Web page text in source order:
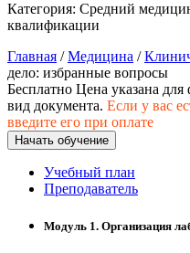
Управление
организации
Управление
хозяйственной
Техника-технологии
нефтегазовое дело
Категория: Средний
квалификации
Главная /Медицина /
дело: избранные вопросы
Бесплатно Цена указана
вид документа. Если у вас
введите его при оплате
Начать обучение
Учебный план
Преподаватель
Модуль 1. Организация